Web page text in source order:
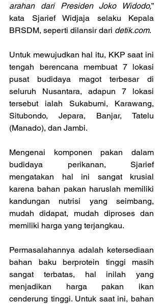
arahan dari Presiden Joko Widodo,”
kata Sjarief Widjaja selaku Kepala
BRSDM, seperti dilansir dari detik.com.
Untuk mewujudkan hal itu, KKP saat ini
tengah berencana membuat 7 lokasi
pusat budidaya magot terbesar di
seluruh Nusantara, adapun 7 lokasi
tersebut ialah Sukabumi, Karawang,
Situbondo, Jepara, Banjar, Tatelu
(Manado), dan Jambi.
Mengenai komponen pakan dalam
budidaya perikanan, Sjarief
mengatakan hal ini sangat krusial
karena bahan pakan haruslah memiliki
kandungan nutrisi yang seimbang,
mudah didapat, mudah diproses dan
memiliki harga yang terjangkau.
Permasalahannya adalah ketersediaan
bahan baku berprotein tinggi masih
sangat terbatas, hal inilah yang
menjadikan harga pakan ikan
cenderung tinggi. Untuk saat ini, bahan